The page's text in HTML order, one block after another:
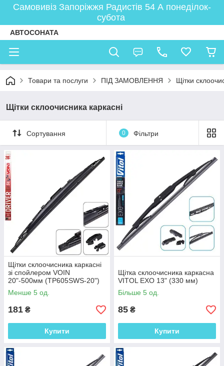
Самовивіз Запоріжжя Радистів 54 А понеділок-
субота
АВТОСОНАТА
Товари та послуги ПІД ЗАМОВЛЕННЯ Щітки
Щітки склоочисника каркасні
Сортування 0 Фільтри
Щітки склоочисника каркасні
зі спойлером VOIN
20"-500мм (TP605SWS-20")
DRIVER
Менше 5 од.
181 ₴
Купити
Щітка склоочисника каркасна
VITOL EXO 13" (330 мм)
Більше 5 од.
85 ₴
Купити